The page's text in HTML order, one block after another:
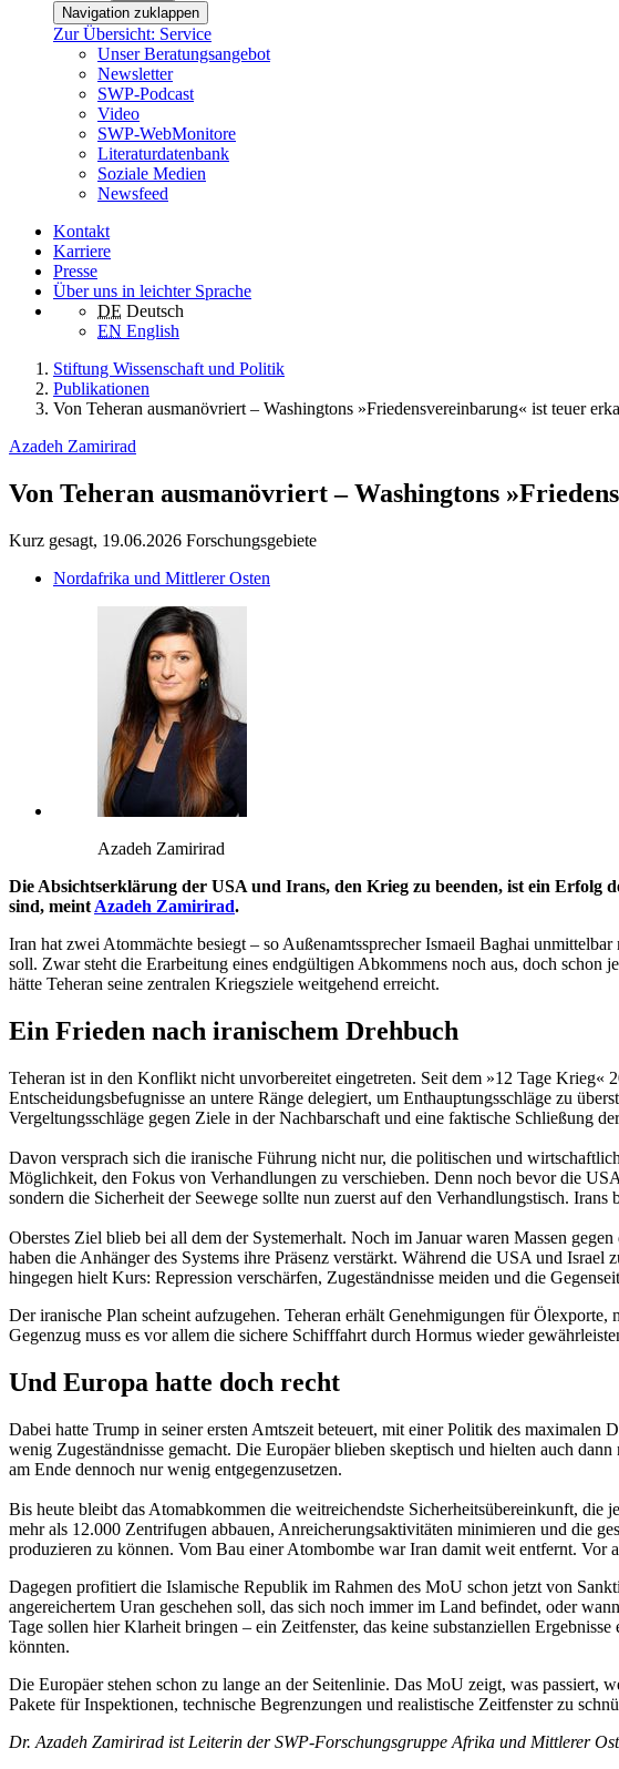
Navigation zuklappen
Zur Übersicht: Service
Unser Beratungsangebot
Newsletter
SWP-Podcast
Video
SWP-WebMonitore
Literaturdatenbank
Soziale Medien
Newsfeed
Kontakt
Karriere
Presse
Über uns in leichter Sprache
DE Deutsch
EN English
Stiftung Wissenschaft und Politik
Publikationen
Von Teheran ausmanövriert – Washingtons »Friedensvereinbarung« ist teuer
Azadeh Zamirirad
Von Teheran ausmanövriert – Washingtons
Kurz gesagt, 19.06.2026 Forschungsgebiete
Nordafrika und Mittlerer Osten
Azadeh Zamirirad
Die Absichtserklärung der USA und Irans, den Krieg zu beenden, ist ein Erfolg
sind, meint Azadeh Zamirirad.
Iran hat zwei Atommächte besiegt – so Außenamtssprecher Ismaeil Baghai
soll. Zwar steht die Erarbeitung eines endgültigen Abkommens noch aus, doch
hätte Teheran seine zentralen Kriegsziele weitgehend erreicht.
Ein Frieden nach iranischem Drehbuch
Teheran ist in den Konflikt nicht unvorbereitet eingetreten. Seit dem »12 Tage
Entscheidungsbefugnisse an untere Ränge delegiert, um Enthauptungsschläge zu
Vergeltungsschläge gegen Ziele in der Nachbarschaft und eine faktische Schließung
Davon versprach sich die iranische Führung nicht nur, die politischen und
Möglichkeit, den Fokus von Verhandlungen zu verschieben. Denn noch bevor die
sondern die Sicherheit der Seewege sollte nun zuerst auf den Verhandlungstisch.
Oberstes Ziel blieb bei all dem der Systemerhalt. Noch im Januar waren Massen
haben die Anhänger des Systems ihre Präsenz verstärkt. Während die USA und
hingegen hielt Kurs: Repression verschärfen, Zugeständnisse meiden und die
Der iranische Plan scheint aufzugehen. Teheran erhält Genehmigungen für
Gegenzug muss es vor allem die sichere Schifffahrt durch Hormus wieder
Und Europa hatte doch recht
Dabei hatte Trump in seiner ersten Amtszeit beteuert, mit einer Politik des
wenig Zugeständnisse gemacht. Die Europäer blieben skeptisch und hielten auch
am Ende dennoch nur wenig entgegenzusetzen.
Bis heute bleibt das Atomabkommen die weitreichendste Sicherheitsübereinkunft,
mehr als 12.000 Zentrifugen abbauen, Anreicherungsaktivitäten minimieren und die
produzieren zu können. Vom Bau einer Atombombe war Iran damit weit entfernt. Vor
Dagegen profitiert die Islamische Republik im Rahmen des MoU schon jetzt von
angereichertem Uran geschehen soll, das sich noch immer im Land befindet, oder
Tage sollen hier Klarheit bringen – ein Zeitfenster, das keine substanziellen
könnten.
Die Europäer stehen schon zu lange an der Seitenlinie. Das MoU zeigt, was
Pakete für Inspektionen, technische Begrenzungen und realistische Zeitfenster zu
Dr. Azadeh Zamirirad ist Leiterin der SWP-Forschungsgruppe Afrika und Mittlerer